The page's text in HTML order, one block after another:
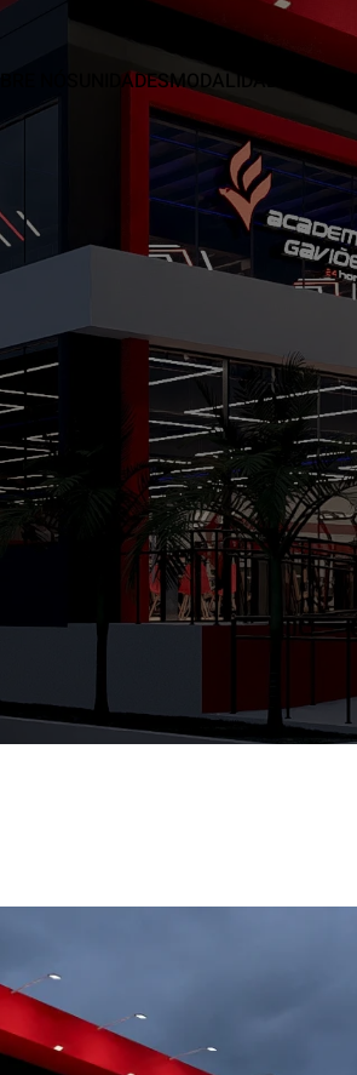
UNIDADESMODALIDADES